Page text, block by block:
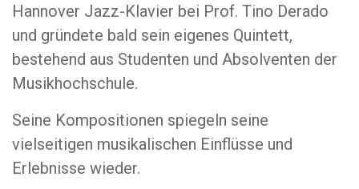
Hannover Jazz-Klavier bei Prof. Tino Derado
und gründete bald sein eigenes Quintett,
bestehend aus Studenten und Absolventen der
Musikhochschule.
Seine Kompositionen spiegeln seine
vielseitigen musikalischen Einflüsse und
Erlebnisse wieder.